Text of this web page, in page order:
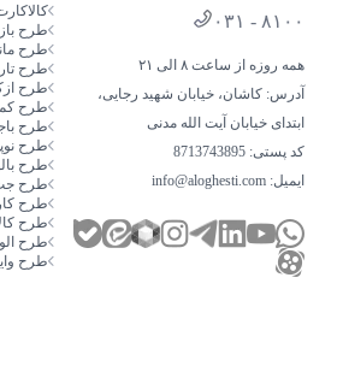
۰۳۱ - ۸۱۰۰
همه روزه از ساعت ۸ الی ۲۱
آدرس: کاشان، خیابان شهید رجایی،
ابتدای خیابان آیت الله مدنی
کد پستی: 8713743895
ایمیل: info@aloghesti.com
طرح
طرح
طرح
طرح
طرح
طرح
طرح
طرح
طرح
طرح
طرح
طرح
طرح